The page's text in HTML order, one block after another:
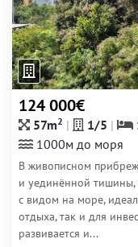
124 000€
57m2 1/5
1000м до моря
В живописном
и уединённой тишины,
с видом на море,
отдыха, так и для
развивается и...